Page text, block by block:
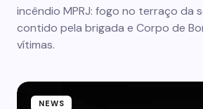
incêndio MPRJ: fogo no terraço da
contido pela brigada e Corpo de
vítimas.
NEWS